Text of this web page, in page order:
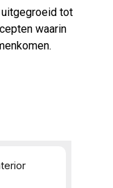
tot
waarin